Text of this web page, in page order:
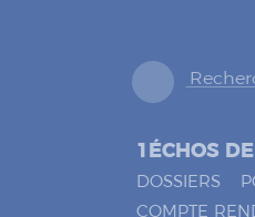
1ÉCHOS
DOSSIERS
COMPTE